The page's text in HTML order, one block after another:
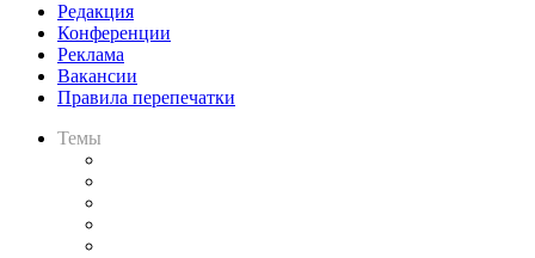
Редакция
Конференции
Реклама
Вакансии
Правила перепечатки
Темы